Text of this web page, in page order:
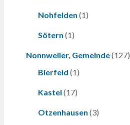
Nohfelden (1)
Sötern (1)
Nonnweiler, Gemeinde(127)
Bierfeld (1)
Kastel (17)
Otzenhausen (3)